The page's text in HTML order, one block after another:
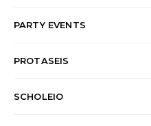
PARTY EVENTS
PROTASEIS
SCHOLEIO